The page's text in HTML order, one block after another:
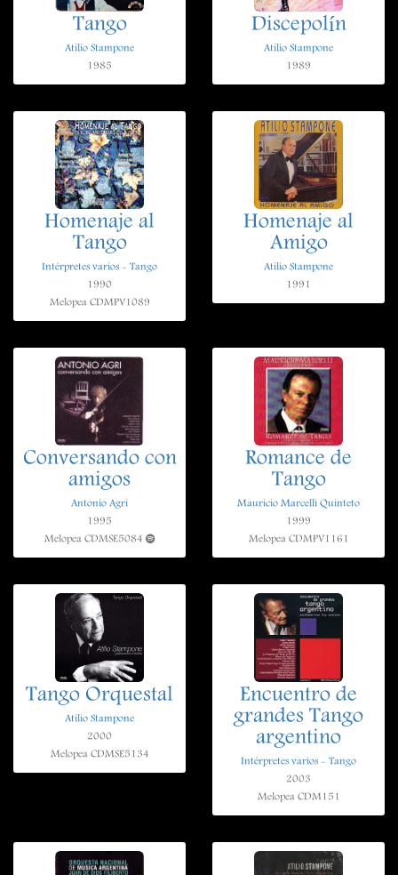
Tango
Atilio Stampone
1985
Discepolín
Atilio Stampone
1989
Homenaje al
Tango
Intérpretes varios - Tango
1990
Melopea CDMPV1089
Homenaje al
Amigo
Atilio Stampone
1991
Conversando con
amigos
Antonio Agri
1995
Melopea CDMSE5084
Romance de
Tango
Mauricio Marcelli Quinteto
1999
Melopea CDMPV1161
Tango Orquestal
Atilio Stampone
2000
Melopea CDMSE5134
Encuentro de
grandes Tango
argentino
Intérpretes varios - Tango
2003
Melopea CDM151